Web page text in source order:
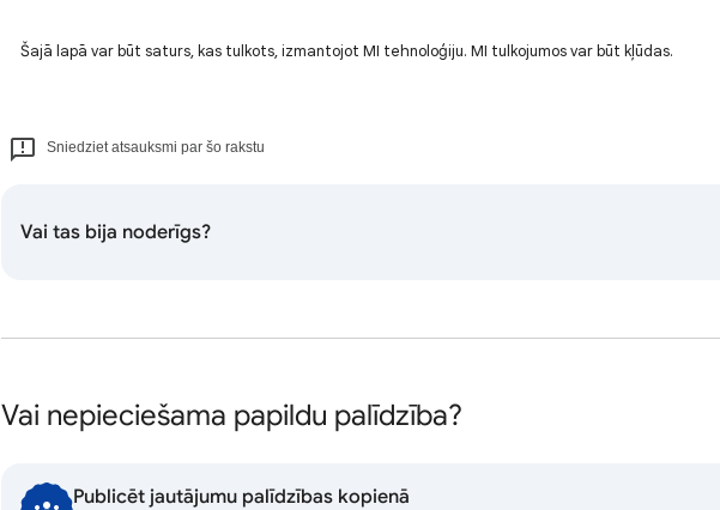
Šajā lapā var būt saturs, kas tulkots, izmantojot MI tehnoloģiju. MI tulkojumos var būt kļūdas.
Sniedziet atsauksmi par šo rakstu
Vai tas bija noderīgs?
Vai nepieciešama papildu palīdzība?
Publicēt jautājumu palīdzības kopienā